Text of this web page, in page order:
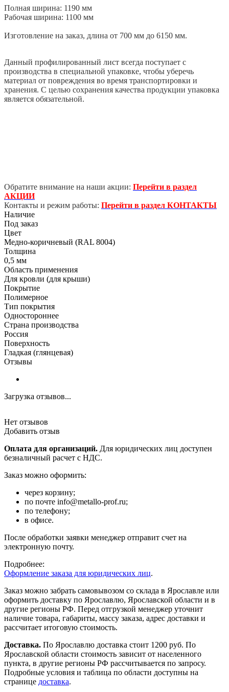
Полная ширина: 1190 мм
Рабочая ширина: 1100 мм
Изготовление на заказ, длина от 700 мм до 6150 мм.
Данный профилированный лист всегда поступает с
производства в специальной упаковке, чтобы уберечь
материал от повреждения во время транспортировки и
хранения. С целью сохранения качества продукции упаковка
является обязательной.
Обратите внимание на наши акции: Перейти в раздел
АКЦИИ
Контакты и режим работы: Перейти в раздел КОНТАКТЫ
Наличие
Под заказ
Цвет
Медно-коричневый (RAL 8004)
Толщина
0,5 мм
Область применения
Для кровли (для крыши)
Покрытие
Полимерное
Тип покрытия
Одностороннее
Страна производства
Россия
Поверхность
Гладкая (глянцевая)
Отзывы
Загрузка отзывов...
Нет отзывов
Добавить отзыв
Оплата для организаций. Для юридических лиц доступен
безналичный расчет с НДС.
Заказ можно оформить:
через корзину;
по почте info@metallo-prof.ru;
по телефону;
в офисе.
После обработки заявки менеджер отправит счет на
электронную почту.
Подробнее:
Оформление заказа для юридических лиц.
Заказ можно забрать самовывозом со склада в Ярославле или
оформить доставку по Ярославлю, Ярославской области и в
другие регионы РФ. Перед отгрузкой менеджер уточнит
наличие товара, габариты, массу заказа, адрес доставки и
рассчитает итоговую стоимость.
Доставка. По Ярославлю доставка стоит 1200 руб. По
Ярославской области стоимость зависит от населенного
пункта, в другие регионы РФ рассчитывается по запросу.
Подробные условия и таблица по области доступны на
странице доставка.